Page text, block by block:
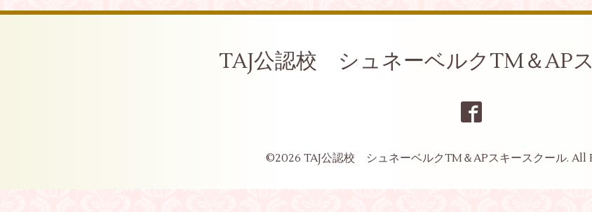
TAJ公認校 シュネーベルクTM＆AP
©2026 TAJ公認校 シュネーベルクTM＆APスキースクール. All